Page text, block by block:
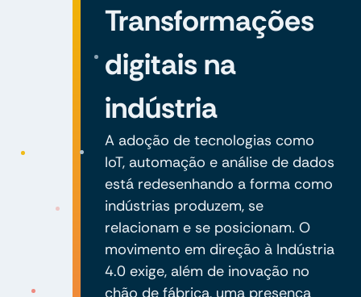
Transformações
digitais na
indústria
A adoção de tecnologias como
IoT, automação e análise de dados
está redesenhando a forma como
indústrias produzem, se
relacionam e se posicionam. O
movimento em direção à Indústria
4.0 exige, além de inovação no
chão de fábrica, uma presença